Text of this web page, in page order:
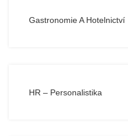
Gastronomie A Hotelnictví
HR – Personalistika